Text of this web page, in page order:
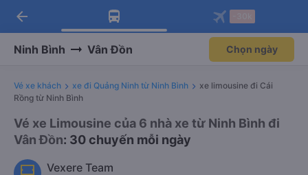
Tải app Vexere ngay!
Nhận ưu đãi thành viên độc
Mở app
Tải app Vexere
-30k/ghế khi đặt vé máy bay qua
Mở app
arrow_back
Ninh Bình Vân Đồn Chọn ngày
Vé xe khách xe đi Quảng Ninh từ Ninh Bình
xe limousine đi Cái
Rồng từ Ninh Bình
Vé xe Limousine của 6 nhà xe từ Ninh Bình đi
Vân Đồn: 30 chuyến mỗi ngày
Vexere Team